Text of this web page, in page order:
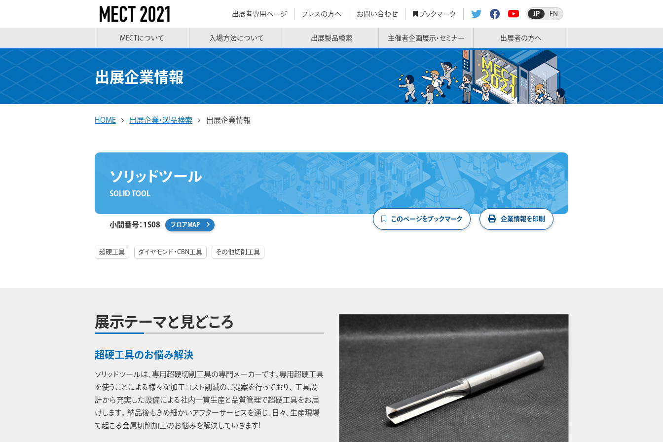
出展者専用ページ プレスの方へ お問い合わせ ブックマーク JP EN
MECTについて 入場方法について 出展製品検索 主催者企画展示・セミナー 出展者の方へ
出展企業情報
HOME 出展企業・製品検索 出展企業情報
ソリッドツール
SOLID TOOL
小間番号：1S08 フロアMAP
このページをブックマーク 企業情報を印刷
超硬工具 ダイヤモンド・CBN工具 その他切削工具
展示テーマと見どころ
超硬工具のお悩み解決
ソリッドツールは、専用超硬切削工具の専門メーカーです。専用超硬工具
を使うことによる様々な加工コスト削減のご提案を行っており、 工具設
計から充実した設備による社内一貫生産と品質管理で超硬工具をお届
けします。 納品後もきめ細かいアフターサービスを通じ、日々、生産現場
で起こる金属切削加工のお悩みを解決していきます!